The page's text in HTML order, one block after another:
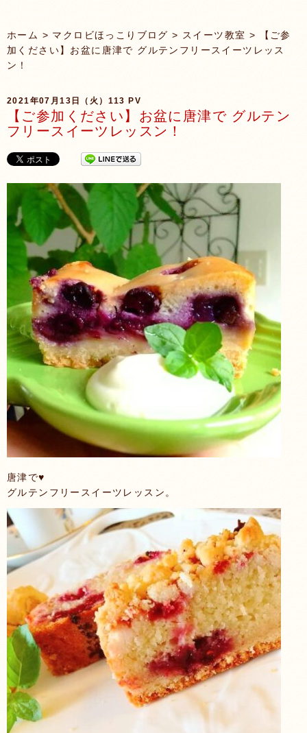
ホーム > マクロビほっこりブログ > スイーツ教室 > 【ご参
加ください】お盆に唐津で グルテンフリースイーツレッス
ン！
2021年07月13日（火） 113 PV
【ご参加ください】お盆に唐津で グルテン
フリースイーツレッスン！
唐津で♥️
グルテンフリースイーツレッスン。